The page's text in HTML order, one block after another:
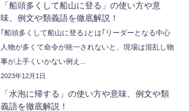
「船頭多くして船山に登る」の使い方や意
味、例文や類義語を徹底解説！
｢船頭多くして船山に登る｣とは｢リーダーとなる中心
人物が多くて命令が統一されないと、現場は混乱し物
事が上手くいかない例え...
2023年12月1日
「水泡に帰する」の使い方や意味、例文や類
義語を徹底解説！